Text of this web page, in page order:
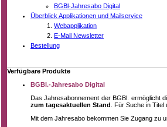
BGBl-Jahresabo Digital
Überblick Applikationen und Mailservice
Webapplikation
E-Mail Newsletter
Bestellung
Verfügbare Produkte
BGBl.-Jahresabo Digital
Das Jahresabonnement der BGBl. ermöglicht
zum tagesaktuellen Stand . Für Suche in
Mit dem Jahresabo bekommen Sie Zugang zu